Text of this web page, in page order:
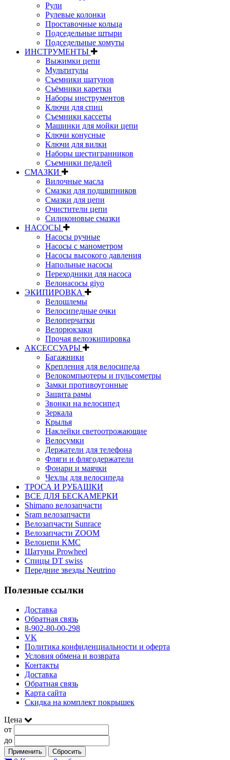
Рули
Рулевые колонки
Проставочные кольца
Подседельные штыри
Подседельные хомуты
ИНСТРУМЕНТЫ
Выжимки цепи
Мультитулы
Съемники шатунов
Съёмники каретки
Наборы инструментов
Ключи для спиц
Съемники кассеты
Машинки для мойки цепи
Ключи конусные
Ключи для вилки
Наборы шестигранников
Съемники педалей
СМАЗКИ
Вилочные масла
Смазки для подшипников
Смазки для цепи
Очистители цепи
Силиконовые смазки
НАСОСЫ
Насосы ручные
Насосы с манометром
Насосы высокого давления
Напольные насосы
Переходники для насоса
Велонасосы giyo
ЭКИПИРОВКА
Велошлемы
Велосипедные очки
Велоперчатки
Велорюкзаки
Прочая велоэкипировка
АКСЕССУАРЫ
Багажники
Крепления для велосипеда
Велокомпьютеры и пульсометры
Замки противоугонные
Защита рамы
Звонки на велосипед
Зеркала
Крылья
Наклейки светоотрожающие
Велосумки
Держатели для телефона
Фляги и флягодержатели
Фонари и маячки
Чехлы для велосипеда
ТРОСА И РУБАШКИ
ВСЕ ДЛЯ БЕСКАМЕРКИ
Shimano велозапчасти
Sram велозапчасти
Велозапчасти Sunrace
Велозапчасти ZOOM
Велоцепи KMC
Шатуны Prowheel
Спицы DT swiss
Передние звезды Neutrino
Полезные ссылки
Доставка
Обратная связь
8-902-80-00-298
VK
Политика конфиденциальности и оферта
Условия обмена и возврата
Контакты
Доставка
Обратная связь
Карта сайта
Скидка на комплект покрышек
Цена
от
до
Применить Сбросить